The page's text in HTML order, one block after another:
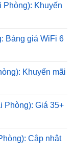
Phòng): Khuyến
Bảng giá WiFi 6
Khuyến mãi
Phòng): Giá 35+
Cập nhật